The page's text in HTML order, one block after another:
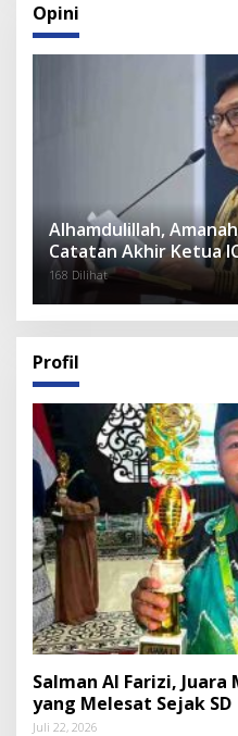
Opini
Alhamdulillah,
Catatan Akhir Ketua
168 Dilihat
Profil
Salman Al Farizi,
yang Melesat Sejak SD
Juli 22, 2026